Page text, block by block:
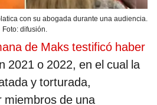
con su abogada durante una audiencia.
Foto: difusión.
de Maks testificó haber
2021 o 2022, en el cual la
y torturada,
de una